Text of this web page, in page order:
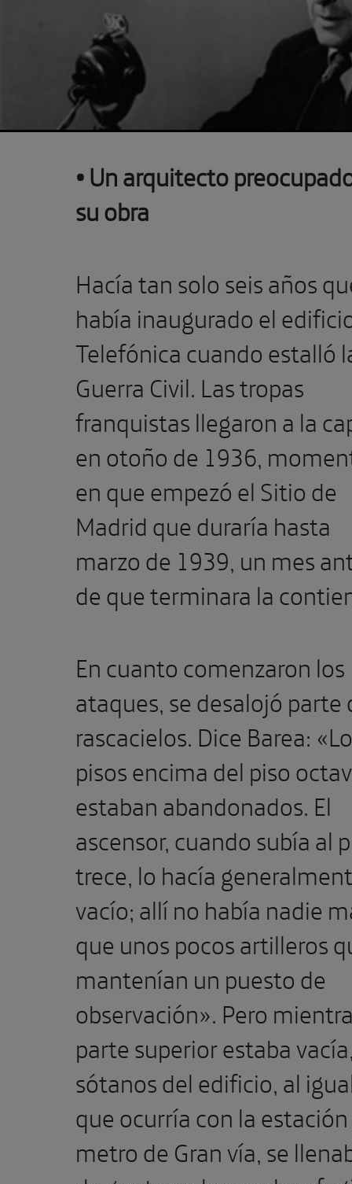
• Un arquitecto
su obra
Hacía tan solo seis años
había inaugurado el
Telefónica cuando estalló
Guerra Civil. Las tropas
franquistas llegaron a la
en otoño de 1936,
en que empezó el Sitio de
Madrid que duraría hasta
marzo de 1939, un mes
de que terminara la
En cuanto comenzaron los
ataques, se desalojó parte
rascacielos. Dice Barea:
pisos encima del piso
estaban abandonados. El
ascensor, cuando subía al
trece, lo hacía
vacío; allí no había nadie
que unos pocos artilleros
mantenían un puesto de
observación». Pero
parte superior estaba
sótanos del edificio, al
que ocurría con la
metro de Gran vía, se